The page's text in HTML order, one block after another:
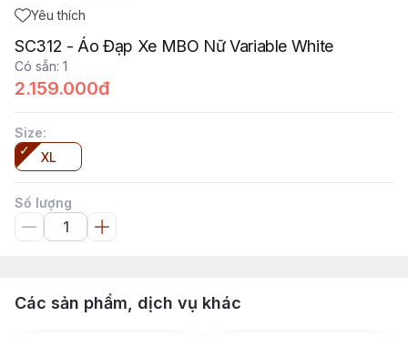
Yêu thích
SC312 - Áo Đạp Xe MBO Nữ Variable White
Có sẵn: 1
2.159.000đ
Size:
XL
Số lượng
Các sản phẩm, dịch vụ khác